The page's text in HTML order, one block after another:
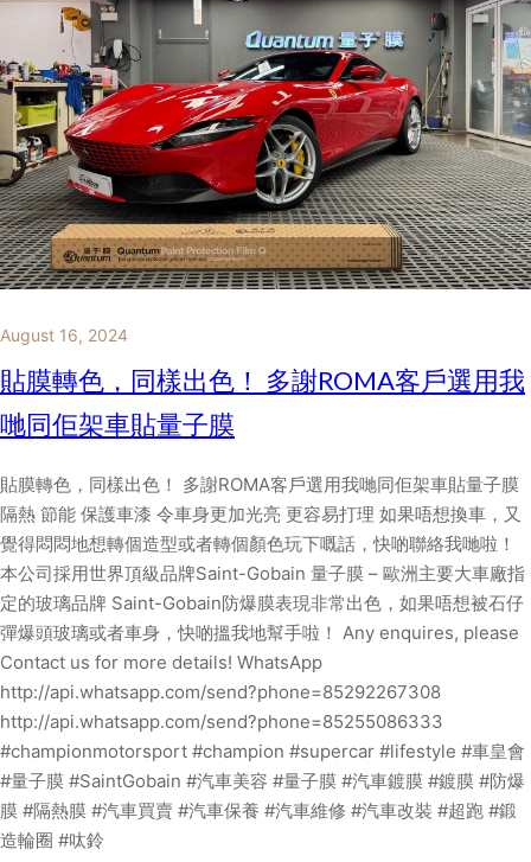
August 16, 2024
貼膜轉色，同樣出色！ 多謝ROMA客戶選用我
哋同佢架車貼量子膜
貼膜轉色，同樣出色！ 多謝ROMA客戶選用我哋同佢架車貼量子膜
隔熱 節能 保護車漆 令車身更加光亮 更容易打理 如果唔想換車，又
覺得悶悶地想轉個造型或者轉個顏色玩下嘅話，快啲聯絡我哋啦！
本公司採用世界頂級品牌Saint-Gobain 量子膜 – 歐洲主要大車廠指
定的玻璃品牌 Saint-Gobain防爆膜表現非常出色，如果唔想被石仔
彈爆頭玻璃或者車身，快啲搵我地幫手啦！ Any enquires, please
Contact us for more details! WhatsApp
http://api.whatsapp.com/send?phone=85292267308
http://api.whatsapp.com/send?phone=85255086333
#championmotorsport #champion #supercar #lifestyle #車皇會
#量子膜 #SaintGobain #汽車美容 #量子膜 #汽車鍍膜 #鍍膜 #防爆
膜 #隔熱膜 #汽車買賣 #汽車保養 #汽車維修 #汽車改裝 #超跑 #鍛
造輪圈 #呔鈴